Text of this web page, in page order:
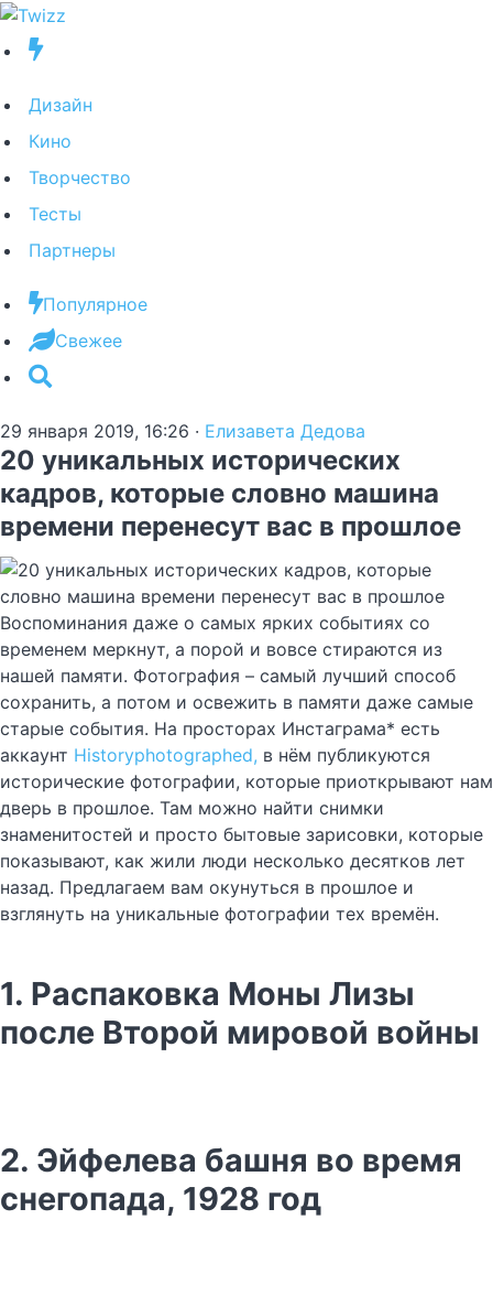
Дизайн
Кино
Творчество
Тесты
Партнеры
Популярное
Свежее
29 января 2019, 16:26 · Елизавета Дедова
20 уникальных исторических
кадров, которые словно машина
времени перенесут вас в прошлое
Воспоминания даже о самых ярких событиях со
временем меркнут, а порой и вовсе стираются из
нашей памяти. Фотография – самый лучший способ
сохранить, а потом и освежить в памяти даже самые
старые события. На просторах Инстаграма* есть
аккаунт Historyphotographed, в нём публикуются
исторические фотографии, которые приоткрывают нам
дверь в прошлое. Там можно найти снимки
знаменитостей и просто бытовые зарисовки, которые
показывают, как жили люди несколько десятков лет
назад. Предлагаем вам окунуться в прошлое и
взглянуть на уникальные фотографии тех времён.
1. Распаковка Моны Лизы
после Второй мировой войны
2. Эйфелева башня во время
снегопада, 1928 год